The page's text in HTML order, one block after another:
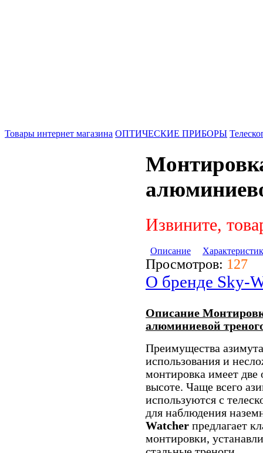
Товары интернет магазина ОПТИЧЕСКИЕ ПРИБОРЫ
Извините,
Описание
Просмотров: 127
О бренде Sky-
Описание
алюминиевой
Преимущества
использования и
монтировка имеет
высоте. Чаще всего
используются с
для наблюдения
Watcher предлагает
монтировки,